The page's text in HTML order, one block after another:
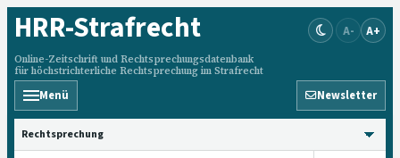
HRR-Strafrecht
Online-Zeitschrift und Rechtsprechungsdatenbank
für höchstrichterliche Rechtsprechung im Strafrecht
A- A+
Menü Newsletter
HRRS durchsuchen